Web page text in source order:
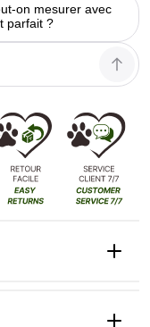
on mesurer avec
parfait ?